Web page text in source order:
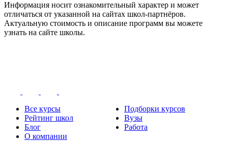
Информация носит ознакомительный характер и может
отличаться от указанной на сайтах школ-партнёров.
Актуальную стоимость и описание программ вы можете
узнать на сайте школы.
Все курсы
Подборки курсов
Рейтинг школ
Вузы
Блог
Работа
О компании